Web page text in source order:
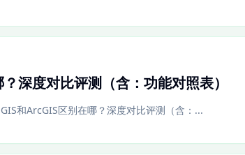
深度对比评测（含：功能对照表）
和ArcGIS区别在哪？深度对比评测（含：...